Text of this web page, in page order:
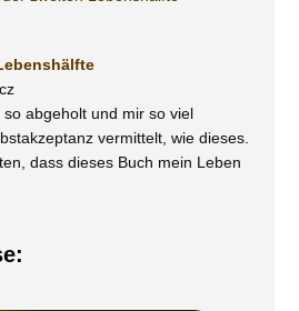
abgeholt und mir so viel
vermittelt, wie dieses.
dass dieses Buch mein Leben